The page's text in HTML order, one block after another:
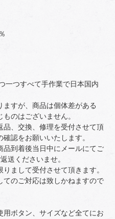
一つすべて手作業で日本国内
すが、商品は個体差がある
のはございません。
、交換、修理を受付させて頂
認をお願いいたします。
到着後当日中にメールにてご
送くださいませ。
まして受付させて頂きます。
てのご対応は致しかねますので
ボタン、サイズなど全てにお